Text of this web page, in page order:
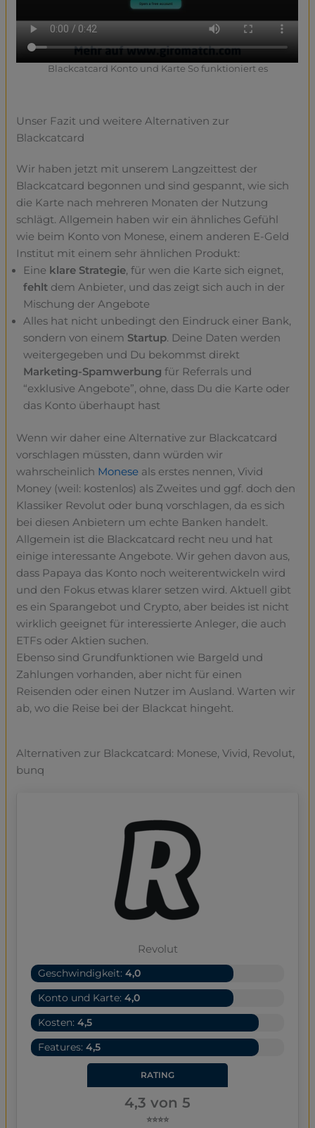
Blackcatcard Konto und Karte So funktioniert es
Unser Fazit und weitere Alternativen zur
Blackcatcard
Wir haben jetzt mit unserem Langzeittest der
Blackcatcard begonnen und sind gespannt, wie sich
die Karte nach mehreren Monaten der Nutzung
schlägt. Allgemein haben wir ein ähnliches Gefühl
wie beim Konto von Monese, einem anderen E-Geld
Institut mit einem sehr ähnlichen Produkt:
Eine klare Strategie, für wen die Karte sich eignet,
fehlt dem Anbieter, und das zeigt sich auch in der
Mischung der Angebote
Alles hat nicht unbedingt den Eindruck einer Bank,
sondern von einem Startup. Deine Daten werden
weitergegeben und Du bekommst direkt
Marketing-Spamwerbungfür Referrals und
“exklusive Angebote”, ohne, dass Du die Karte oder
das Konto überhaupt hast
Wenn wir daher eine Alternative zur Blackcatcard
vorschlagen müssten, dann würden wir
wahrscheinlich Monese als erstes nennen, Vivid
Money (weil: kostenlos) als Zweites und ggf. doch den
Klassiker Revolut oder bunq vorschlagen, da es sich
bei diesen Anbietern um echte Banken handelt.
Allgemein ist die Blackcatcard recht neu und hat
einige interessante Angebote. Wir gehen davon aus,
dass Papaya das Konto noch weiterentwickeln wird
und den Fokus etwas klarer setzen wird. Aktuell gibt
es ein Sparangebot und Crypto, aber beides ist nicht
wirklich geeignet für interessierte Anleger, die auch
ETFs oder Aktien suchen.
Ebenso sind Grundfunktionen wie Bargeld und
Zahlungen vorhanden, aber nicht für einen
Reisenden oder einen Nutzer im Ausland. Warten wir
ab, wo die Reise bei der Blackcat hingeht.
Alternativen zur Blackcatcard: Monese, Vivid, Revolut,
bunq
Revolut
Geschwindigkeit:4,0
Konto und Karte:4,0
Kosten:4,5
Features:4,5
RATING
4,3 von 5
⭐⭐⭐⭐